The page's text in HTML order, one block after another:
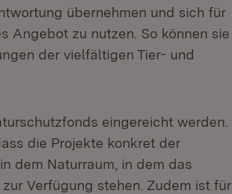
übernehmen und sich für
Angebot zu nutzen. So können sie
der vielfältigen Tier- und
eingereicht werden.
die Projekte konkret der
dem Naturraum, in dem das
Verfügung stehen. Zudem ist für